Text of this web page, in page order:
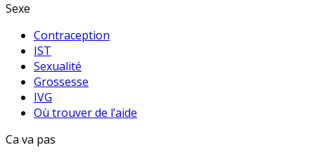
Sexe
Contraception
IST
Sexualité
Grossesse
IVG
Où trouver de l’aide
Ca va pas